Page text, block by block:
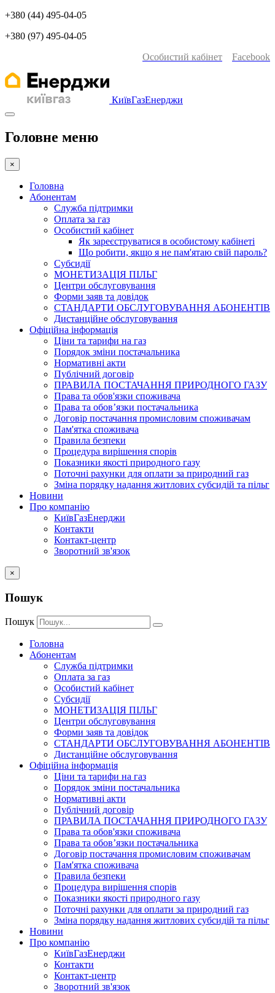
+380 (44) 495-04-05
+380 (97) 495-04-05
Особистий кабінет
Facebook
КиївГазЕнерджи
Головне меню
×
Головна
Абонентам
Служба підтримки
Оплата за газ
Особистий кабінет
Як зареєструватися в особистому кабінеті
Що робити, якщо я не пам'ятаю свій пароль?
Субсидії
МОНЕТИЗАЦІЯ П​ІЛЬГ
Центри обслуговування
Форми заяв та довідок
СТАНДАРТИ ОБСЛУГОВУВАННЯ АБОНЕНТІВ​
Дистанційне обслуговування
Офіційна інформація
Ціни та тарифи на газ
Порядок зміни постачальника
Нормативні акти
Публічний договір
ПРАВИЛА ПОСТАЧАННЯ ПРИРОДНОГО ГАЗУ​
Права та обов'язки споживача
Права та обов’язки постачальника
Договір постачання промисловим споживачам
Пам'ятка споживача
Правила безпеки
Процедура вирішення спорів
Показники якості природного газу
Поточні рахунки для оплати за природний газ
Зміна порядку надання житлових субсидій та пільг
Новини
Про компанію
КиївГазЕнерджи
Контакти
Контакт-центр
Зворотний зв'язок
×
Пошук
Пошук
Головна
Абонентам
Служба підтримки
Оплата за газ
Особистий кабінет
Субсидії
МОНЕТИЗАЦІЯ П​ІЛЬГ
Центри обслуговування
Форми заяв та довідок
СТАНДАРТИ ОБСЛУГОВУВАННЯ АБОНЕНТІВ​
Дистанційне обслуговування
Офіційна інформація
Ціни та тарифи на газ
Порядок зміни постачальника
Нормативні акти
Публічний договір
ПРАВИЛА ПОСТАЧАННЯ ПРИРОДНОГО ГАЗУ​
Права та обов'язки споживача
Права та обов’язки постачальника
Договір постачання промисловим споживачам
Пам'ятка споживача
Правила безпеки
Процедура вирішення спорів
Показники якості природного газу
Поточні рахунки для оплати за природний газ
Зміна порядку надання житлових субсидій та пільг
Новини
Про компанію
КиївГазЕнерджи
Контакти
Контакт-центр
Зворотний зв'язок